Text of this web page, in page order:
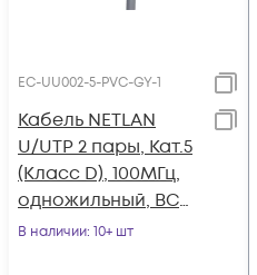
EC-UU002-5-PVC-GY-1
Кабель NETLAN
U/UTP 2 пары, Кат.5
(Класс D), 100МГц,
одножильный, BC
(чистая медь),
В наличии: 10+ шт